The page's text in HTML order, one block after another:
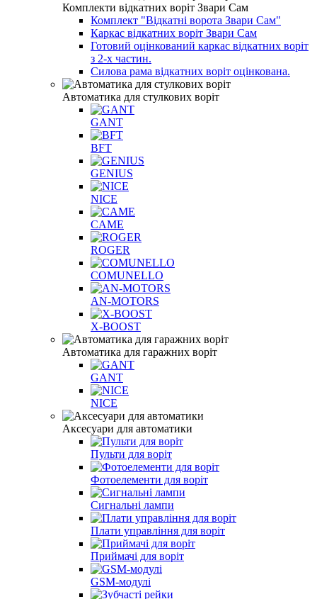
Комплекти відкатних воріт Звари Сам
Комплект "Відкатні ворота Звари Сам"
Каркас відкатних воріт Звари Сам
Готовий оцінкований каркас відкатних воріт
з 2-х частин.
Силова рама відкатних воріт оцінкована.
Автоматика для стулкових воріт
GANT
BFT
GENIUS
NICE
CAME
ROGER
COMUNELLO
AN-MOTORS
X-BOOST
Автоматика для гаражних воріт
GANT
NICE
Аксесуари для автоматики
Пульти для воріт
Фотоелементи для воріт
Сигнальні лампи
Плати управління для воріт
Приймачі для воріт
GSM-модулі